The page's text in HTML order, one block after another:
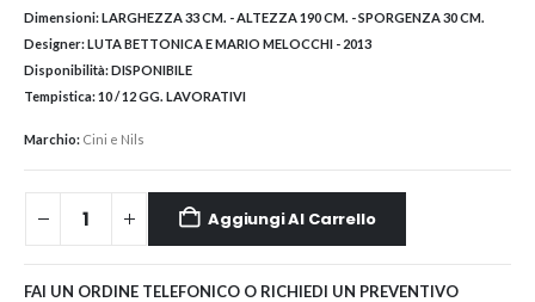
Dimensioni:LARGHEZZA 33 CM. - ALTEZZA 190 CM. - SPORGENZA 30 CM.
Designer:LUTA BETTONICA E MARIO MELOCCHI - 2013
Disponibilità:DISPONIBILE
Tempistica:10 / 12 GG. LAVORATIVI
Marchio: Cini e Nils
Aggiungi Al Carrello
FAI UN ORDINE TELEFONICO O RICHIEDI UN PREVENTIVO